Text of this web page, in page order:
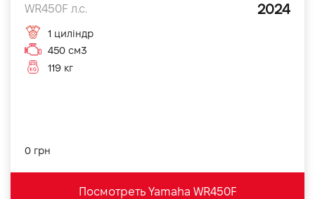
WR450F л.с. 2024
1 циліндр
450 см3
119 кг
0 грн
Посмотреть Yamaha WR450F